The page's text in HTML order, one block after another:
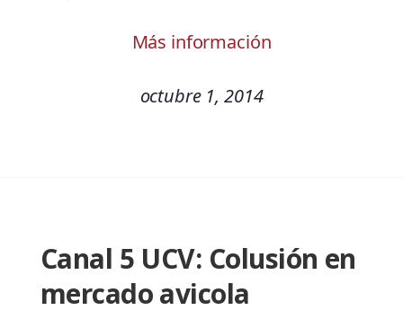
Más información
octubre 1, 2014
Canal 5 UCV: Colusión en
mercado avicola